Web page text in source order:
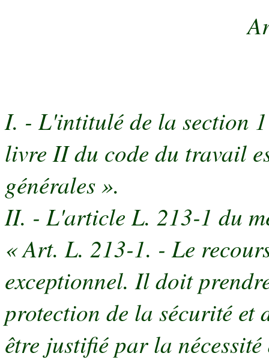
I. - L'intitulé de la section
livre II du code du travail
générales ».
II. - L'article L. 213-1 du
« Art. L. 213-1. - Le
exceptionnel. Il doit
protection de la sécurité et
être justifié par la